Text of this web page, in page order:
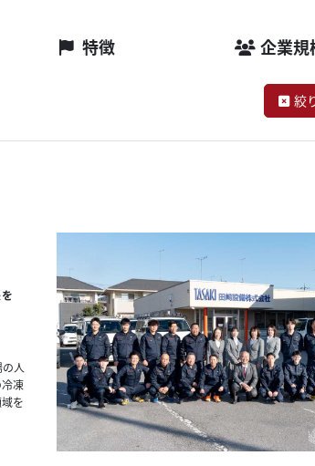
特徴 企業規
絞
人
凍
を